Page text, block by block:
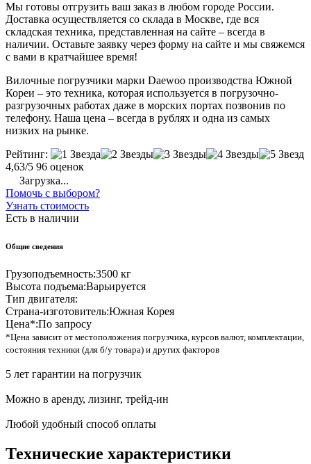
Мы готовы отгрузить ваш заказ в любом городе России.
Доставка осуществляется со склада в Москве, где вся
складская техника, представленная на сайте – всегда в
наличии. Оставьте заявку через форму на сайте и мы свяжемся
с вами в кратчайшее время!
Вилочные погрузчики марки Daewoo производства Южной
Кореи – это техника, которая используется в погрузочно-
разгрузочных работах даже в морских портах позвонив по
телефону. Наша цена – всегда в рублях и одна из самых
низких на рынке.
Рейтинг:
4,63/5 96 оценок
Загрузка...
Помочь с выбором?
Узнать стоимость
Есть в наличии
Общие сведения
Грузоподъемность:3500 кг
Высота подъема:Варьируется
Тип двигателя:
Страна-изготовитель:Южная Корея
Цена*:По запросу
*Цена зависит от местоположения погрузчика, курсов валют, комплектации,
состояния техники (для б/у товара) и других факторов
5 лет гарантии на погрузчик
Можно в аренду, лизинг, трейд-ин
Любой удобный способ оплаты
Технические характеристики